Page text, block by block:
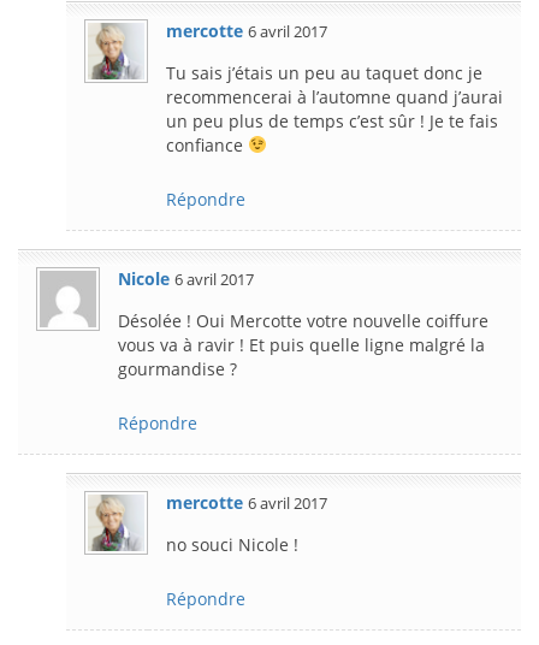
mercotte 6 avril 2017
Tu sais j’étais un peu au taquet donc je
recommencerai à l’automne quand j’aurai
un peu plus de temps c’est sûr ! Je te fais
confiance
Répondre
Nicole 6 avril 2017
Désolée ! Oui Mercotte votre nouvelle coiffure
vous va à ravir ! Et puis quelle ligne malgré la
gourmandise ?
Répondre
mercotte 6 avril 2017
no souci Nicole !
Répondre